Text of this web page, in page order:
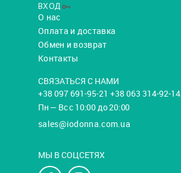
ВХОД
О нас
Оплата и доставка
Обмен и возврат
Контакты
СВЯЗАТЬСЯ С НАМИ
+38 097 691-95-21 +38 063 314-92-14
Пн — Вс с 10:00 до 20:00
sales@iodonna.com.ua
МЫ В СОЦСЕТЯХ